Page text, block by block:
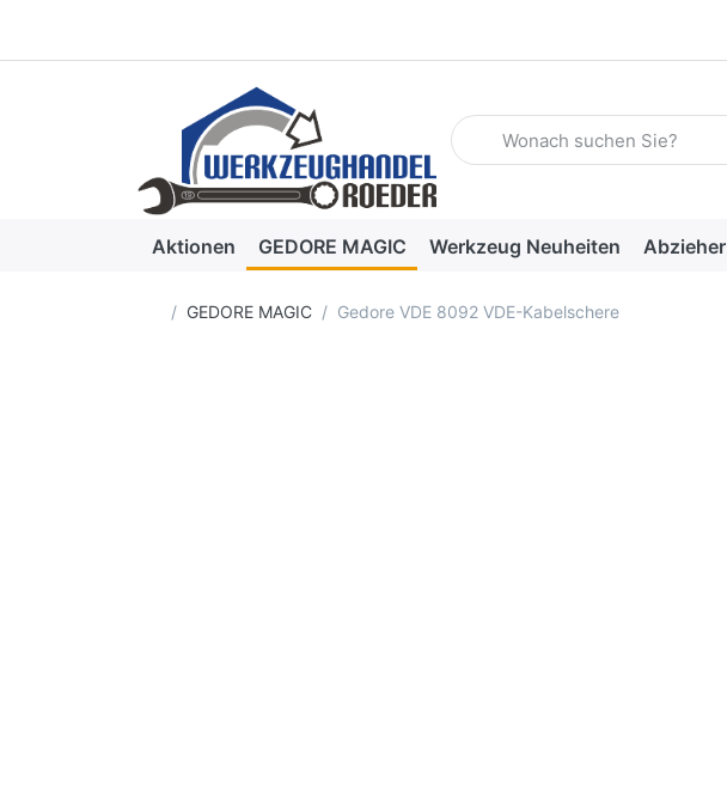
Geben Sie einen Suchbegriff
Aktionen GEDORE MAGIC Werkzeug Neuheiten
Startseite
GEDORE MAGIC Gedore VDE 8092 VDE-Kabelschere